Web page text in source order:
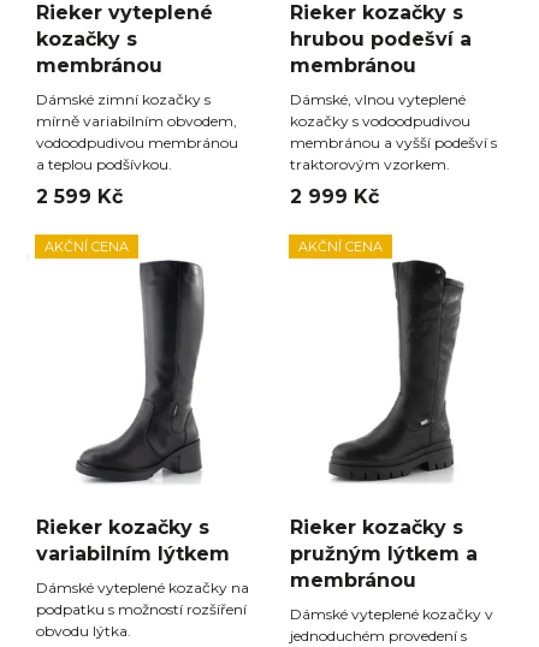
Rieker vyteplené
kozačky s
membránou
Dámské zimní kozačky s
mírně variabilním obvodem,
vodoodpudivou membránou
a teplou podšívkou.
2 599 Kč
Rieker kozačky s
hrubou podešví a
membránou
Dámské, vlnou vyteplené
kozačky s vodoodpudivou
membránou a vyšší podešví s
traktorovým vzorkem.
2 999 Kč
AKČNÍ CENA
Rieker kozačky s
variabilním lýtkem
Dámské vyteplené kozačky na
podpatku s možností rozšíření
obvodu lýtka.
AKČNÍ CENA
Rieker kozačky s
pružným lýtkem a
membránou
Dámské vyteplené kozačky v
jednoduchém provedení s